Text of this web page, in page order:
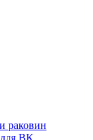
раковин
ВК